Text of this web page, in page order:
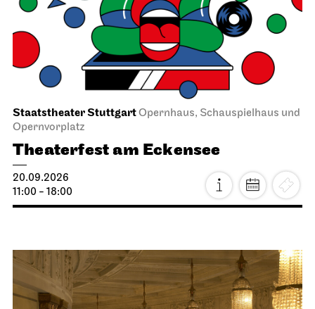
Staatstheater StuttgartOpernhaus, Schauspielhaus und
Opernvorplatz
Theaterfest am Eckensee
20.09.2026
11:00 - 18:00